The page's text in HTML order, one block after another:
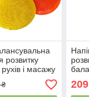
розвитку
і масажу
₴
FI-
209